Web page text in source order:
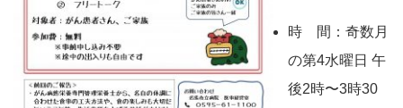
時 間：奇数月
の第4水曜日 午
後2時〜3時30